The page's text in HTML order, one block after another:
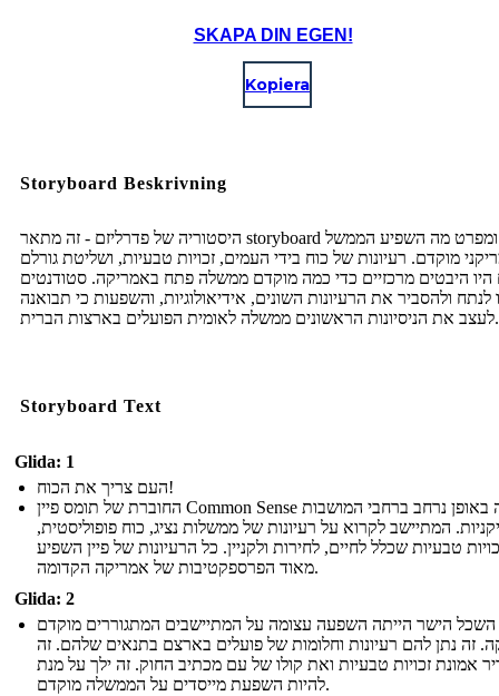
SKAPA DIN EGEN!
Kopiera
Storyboard Beskrivning
היסטוריה של פדרליזם - זה מתאר storyboard רשת ומפרט מה השפיע הממשל
מוקדם. רעיונות של כוח בידי העמים, זכויות טבעיות, ושליטת גורלם
היו היבטים מרכזיים כדי כמה מוקדם ממשלה פתח באמריקה. סטודנטים
לנתח ולהסביר את הרעיונות השונים, אידיאולוגיות, והשפעות כי תבואנה
לעצב את הניסיונות הראשונים ממשלה לאומית הפועלים בארצות הברית.
Storyboard Text
Glida: 1
העם צריך את הכוח!
החוברת של תומס פיין Common Sense הופצה באופן נרחב ברחבי המושבות
המתיישב לקרוא על רעיונות של ממשלות נציג, כוח פופוליסטית,
טבעיות שכלל לחיים, לחירות ולקניין. כל הרעיונות של פיין השפיע
מאוד הפרספקטיבות של אמריקה הקדומה.
Glida: 2
השכל הישר הייתה השפעה עצומה על המתיישבים המתגוררים מוקדם
זה נתן להם רעיונות וחלומות של פועלים בארצם בתנאים שלהם. זה
אמונת זכויות טבעיות ואת קולו של עם מכתיב החוק. זה ילך על מנת
להיות השפעת מייסדים על הממשלה מוקדם.